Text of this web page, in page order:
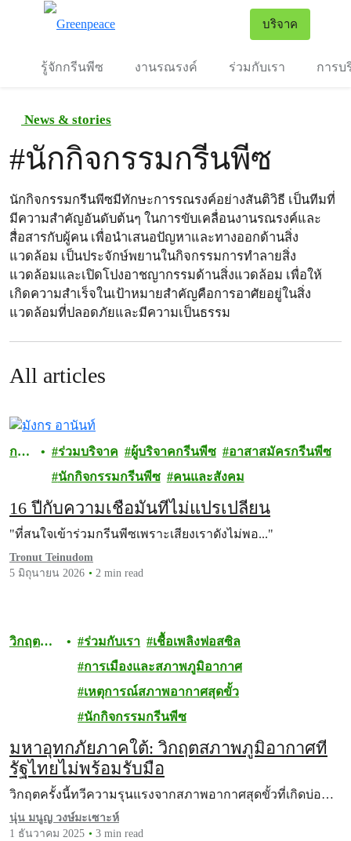
บริจาค
รู้จักกรีนพีซ งานรณรงค์ ร่วมกับเรา การบ
News & stories
#นักกิจกรรมกรีนพีซ
นักกิจกรรมกรีนพีซมีทักษะการรณรงค์อย่างสันติวิธี เป็นทีมที่
มีความสำคัญอันดับต้นๆ ในการขับเคลื่อนงานรณรงค์และ
สื่อสารกับผู้คน เพื่อนำเสนอปัญหาและทางออกด้านสิ่ง
แวดล้อม เป็นประจักษ์พยานในกิจกรรมการทำลายสิ่ง
แวดล้อมและเปิดโปงอาชญากรรมด้านสิ่งแวดล้อม เพื่อให้
เกิดความสำเร็จในเป้าหมายสำคัญคือการอาศัยอยู่ในสิ่ง
แวดล้อมที่ปลอดภัยและมีความเป็นธรรม
All articles
กรี
ร่วมบริจาค ผู้บริจาคกรีนพีซ
อาสาสมัครกรีนพีซ
นักกิจกรรมกรีนพีซ
คนและสังคม
16 ปีกับความเชื่อมั่นที่ไม่แปรเปลี่ยน
"ที่สนใจเข้าร่วมกรีนพีซเพราะเสียงเราดังไม่พอ..."
Tronut Teinudom
5 มิถุนายน 2026
2 min read
วิกฤต
ร่วมกับเรา
เชื้อเพลิงฟอสซิล
การเมืองและสภาพภูมิอากาศ
เหตุการณ์สภาพอากาศสุดขั้ว
นักกิจกรรมกรีนพีซ
มหาอุทกภัยภาคใต้: วิกฤตสภาพภูมิอากาศที่
รัฐไทยไม่พร้อมรับมือ
วิกฤตครั้งนี้ทวีความรุนแรงจากสภาพอากาศสุดขั้วที่เกิดบ่อ…
นุ่น มนูญ วงษ์มะเซาะห์
1 ธันวาคม 2025
3 min read